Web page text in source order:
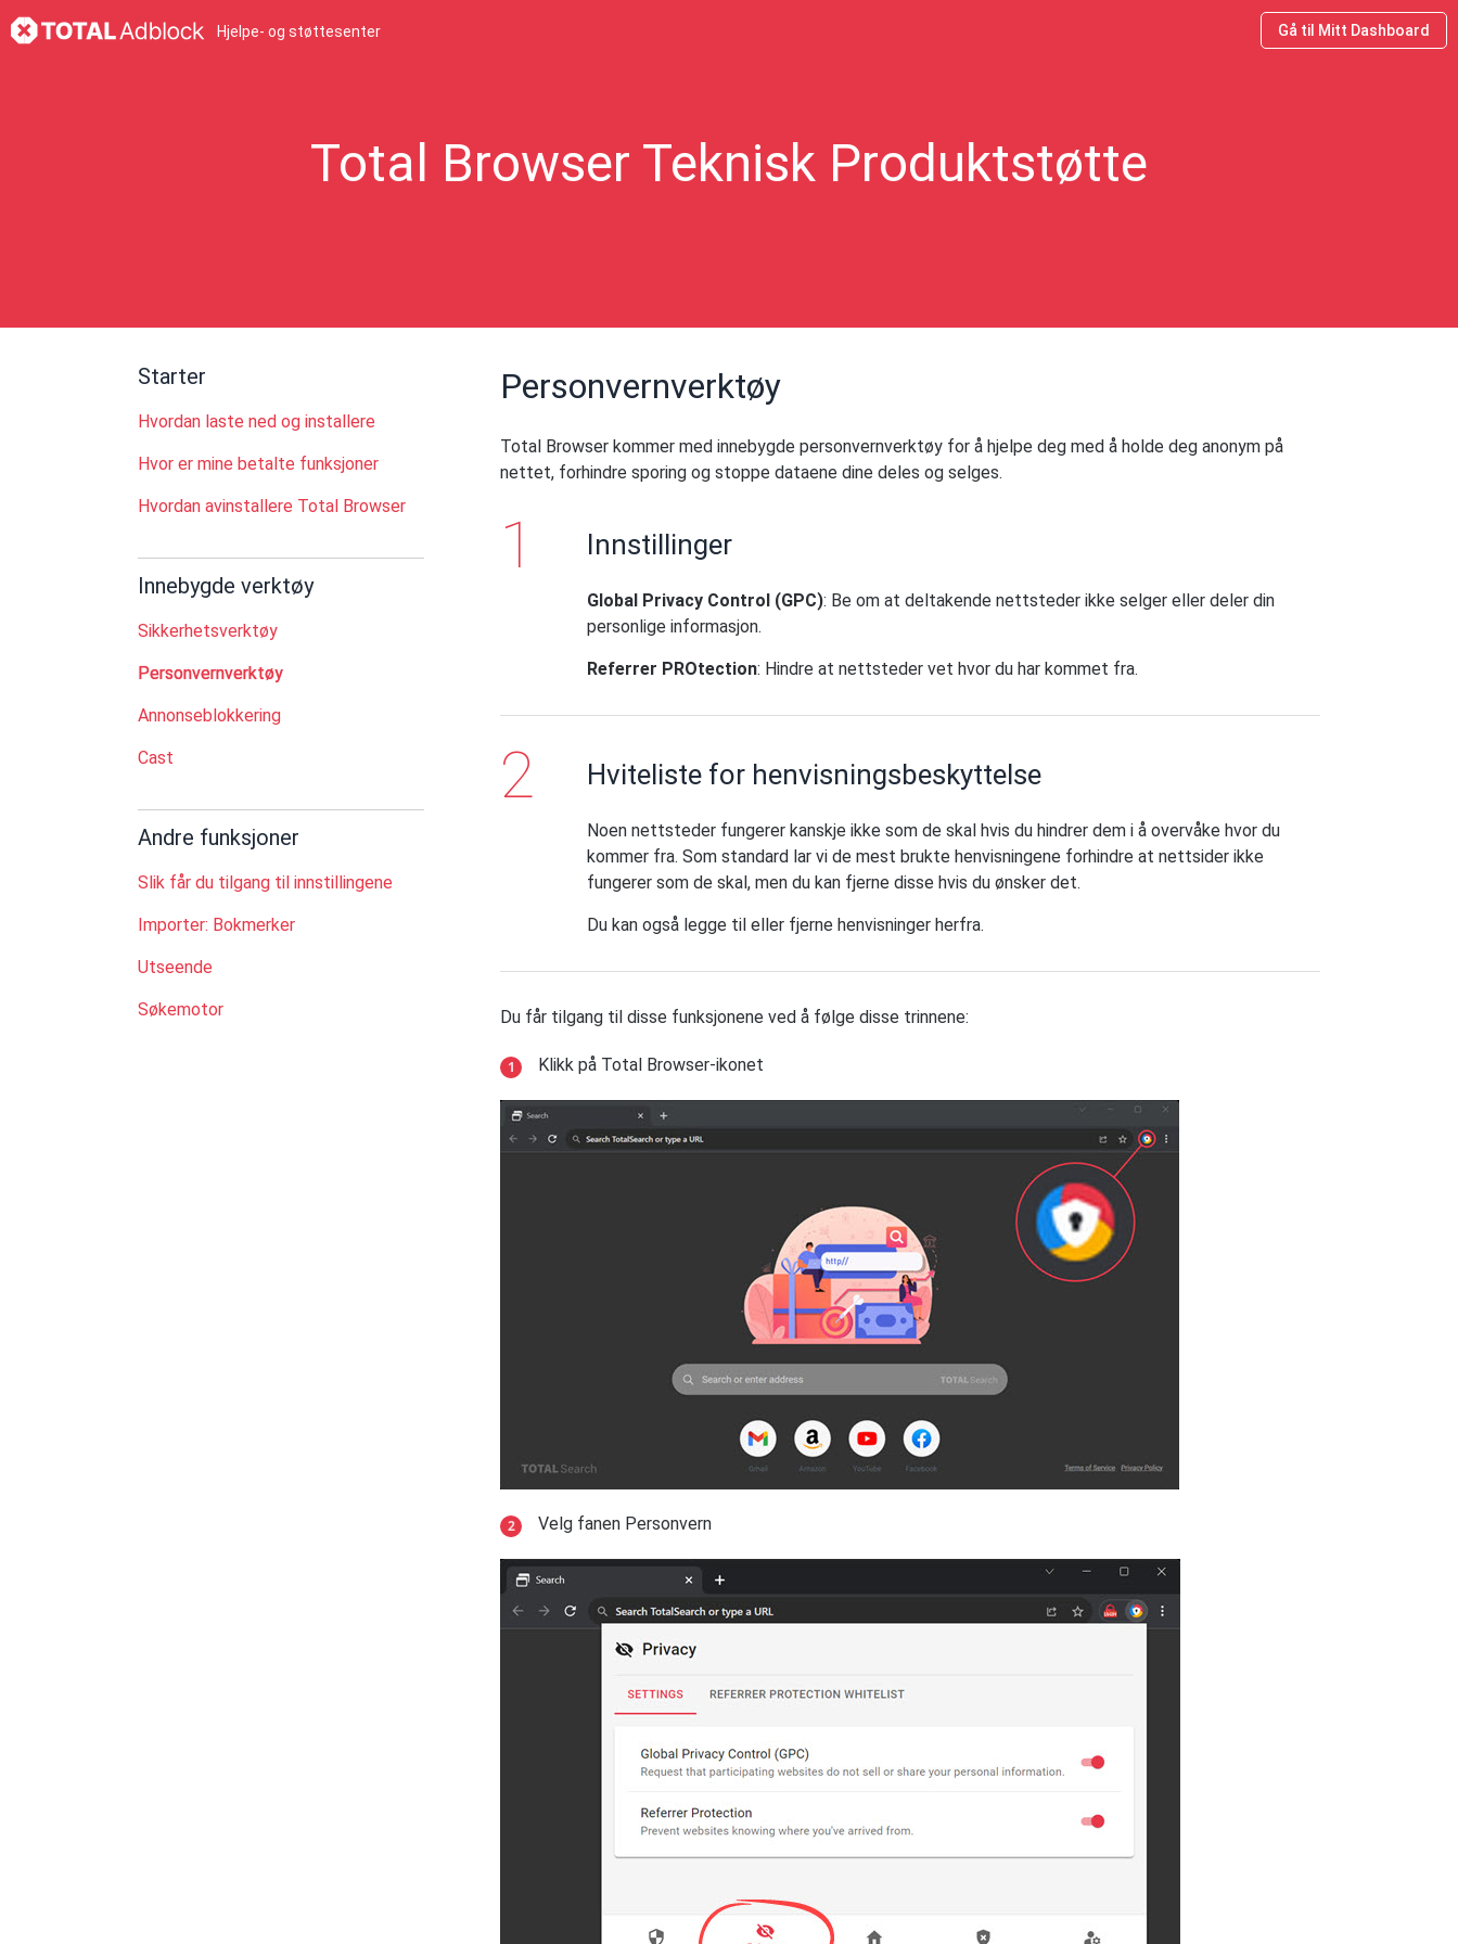
Hjelpe- og støttesenter Gå til Mitt Dashboard
Total Browser Teknisk Produktstøtte
Starter
Hvordan laste ned og installere
Hvor er mine betalte funksjoner
Hvordan avinstallere Total Browser
Innebygde verktøy
Sikkerhetsverktøy
Personvernverktøy
Annonseblokkering
Cast
Andre funksjoner
Slik får du tilgang til innstillingene
Importer: Bokmerker
Utseende
Søkemotor
Personvernverktøy
Total Browser kommer med innebygde personvernverktøy for å hjelpe deg med å holde deg anonym på
nettet, forhindre sporing og stoppe dataene dine deles og selges.
Innstillinger
Global Privacy Control (GPC): Be om at deltakende nettsteder ikke selger eller deler din
personlige informasjon.
Referrer PROtection: Hindre at nettsteder vet hvor du har kommet fra.
Hviteliste for henvisningsbeskyttelse
Noen nettsteder fungerer kanskje ikke som de skal hvis du hindrer dem i å overvåke hvor du
kommer fra. Som standard lar vi de mest brukte henvisningene forhindre at nettsider ikke
fungerer som de skal, men du kan fjerne disse hvis du ønsker det.
Du kan også legge til eller fjerne henvisninger herfra.
Du får tilgang til disse funksjonene ved å følge disse trinnene:
Klikk på Total Browser-ikonet
Velg fanen Personvern